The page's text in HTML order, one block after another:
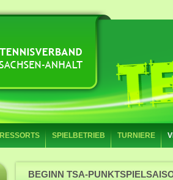
RESSORTS SPIELBETRIEB TURNIERE
BEGINN TSA-